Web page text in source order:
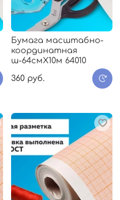
Бумага масштабно-
координатная
ш-64смХ10м 64010
360 руб.